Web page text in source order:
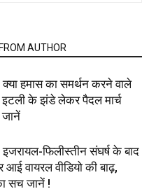
AUTHOR
हमास का समर्थन करने वाले
के झंडे लेकर पैदल मार्च
जानें
फिलीस्तीन संघर्ष के बाद
आई वायरल वीडियो की बाढ़,
सच जानें !